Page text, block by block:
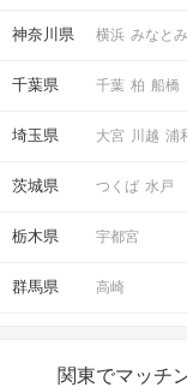
神奈川県 横浜 みなと
千葉県 千葉 柏 船橋
埼玉県 大宮 川越 浦
茨城県 つくば 水戸
栃木県 宇都宮
群馬県 高崎
関東でマッチ